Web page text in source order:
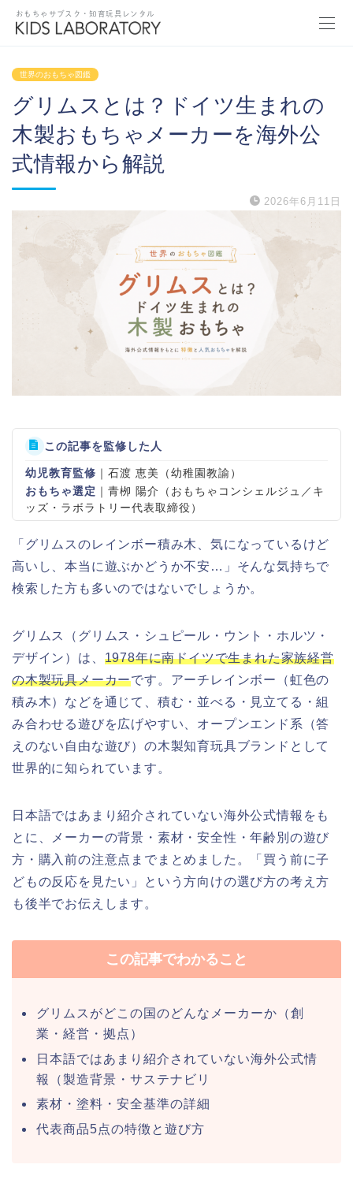
おもちゃサブスク・知育玩具レンタル
世界のおもちゃ図鑑
グリムスとは？ドイツ生まれの
木製おもちゃメーカーを海外公
式情報から解説
2026年6月11日
この記事を監修した人
幼児教育監修 ｜石渡 恵美（幼稚園教諭）
おもちゃ選定 ｜青栁 陽介（おもちゃコンシェルジュ／キ
ッズ・ラボラトリー代表取締役）
「グリムスのレインボー積み木、気になっているけど
高いし、本当に遊ぶかどうか不安…」そんな気持ちで
検索した方も多いのではないでしょうか。
グリムス（グリムス・シュピール・ウント・ホルツ・
デザイン）は、 1978年に南ドイツで生まれた家族経営
の木製玩具メーカーです。アーチレインボー（虹色の
積み木）などを通じて、積む・並べる・見立てる・組
み合わせる遊びを広げやすい、オープンエンド系（答
えのない自由な遊び）の木製知育玩具ブランドとして
世界的に知られています。
日本語ではあまり紹介されていない海外公式情報をも
とに、メーカーの背景・素材・安全性・年齢別の遊び
方・購入前の注意点までまとめました。「買う前に子
どもの反応を見たい」という方向けの選び方の考え方
も後半でお伝えします。
この記事でわかること
グリムスがどこの国のどんなメーカーか（創
業・経営・拠点）
日本語ではあまり紹介されていない海外公式情
報（製造背景・サステナビリ
素材・塗料・安全基準の詳細
代表商品5点の特徴と遊び方